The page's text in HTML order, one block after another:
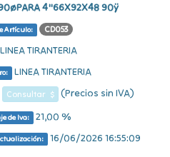
4"66X92X48 90ÿ
Artículo: CD053
LINEA TIRANTERIA
LINEA TIRANTERIA
Consultar $ (Precios sin IVA)
de Iva: 21,00 %
16/06/2026 16:55:09